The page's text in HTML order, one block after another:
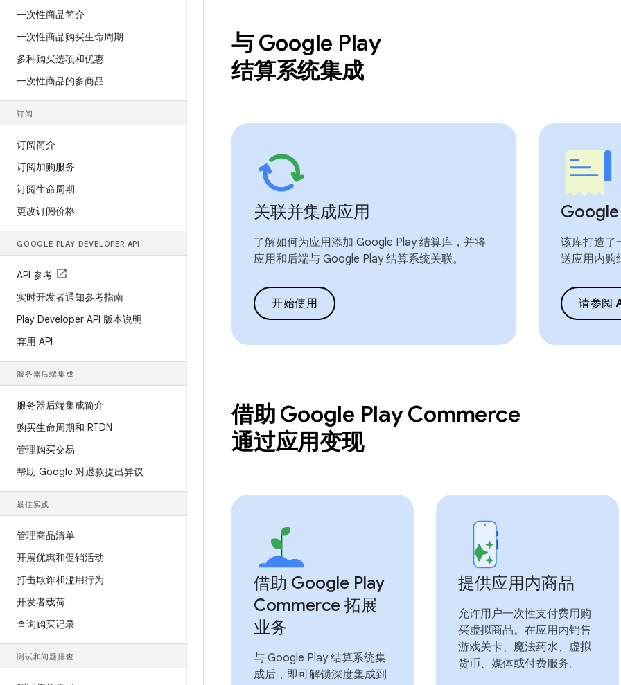
一次性商品简介
一次性商品购买生命周期
多种购买选项和优惠
一次性商品的多商品
订阅
订阅简介
订阅加购服务
订阅生命周期
更改订阅价格
GOOGLE PLAY DEVELOPER API
API 参考
实时开发者通知参考指南
Play Developer API 版本说明
弃用 API
服务器后端集成
服务器后端集成简介
购买生命周期和 RTDN
管理购买交易
帮助 Google 对退款提出异议
最佳实践
管理商品清单
开展优惠和促销活动
打击欺诈和滥用行为
开发者载荷
查询购买记录
测试和问题排查
与 Google Play
结算系统集成
关联并集成应用
了解如何为应用添加 Google Play 结算库，并将
应用和后端与 Google Play 结算系统关联。
开始使用
Google
该库打造了
送应用内购
请参阅
借助 Google Play Commerce
通过应用变现
借助 Google Play
Commerce 拓展
业务
与 Google Play 结算系统集
成后，即可解锁深度集成到
提供应用内商品
允许用户一次性支付费用购
买虚拟商品。在应用内销售
游戏关卡、魔法药水、虚拟
货币、媒体或付费服务。